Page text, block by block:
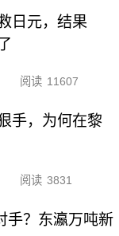
日元，结果
阅读 11607
手，为何在黎
阅读 3831
手？东瀛万吨新